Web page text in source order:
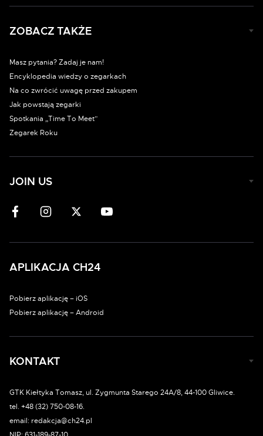
ZOBACZ TAKŻE
Masz pytania? Zadaj je nam!
Encyklopedia wiedzy o zegarkach
Na co zwrócić uwagę przed zakupem
Jak powstają zegarki
Spotkania „Time To Meet”
Zegarek Roku
JOIN US
APLIKACJA CH24
Pobierz aplikację – iOS
Pobierz aplikację – Android
KONTAKT
GTK Kiełtyka Tomasz, ul. Zygmunta Starego 24A/8, 44-100 Gliwice.
tel. +48 (32) 750-08-16.
email: redakcja@ch24.pl